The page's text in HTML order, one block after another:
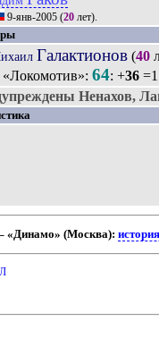
9-янв-2005 (20 лет).
Галактионов (40
«Локомотив»: 64: +36
Ненахов,
«Динамо» (Москва):